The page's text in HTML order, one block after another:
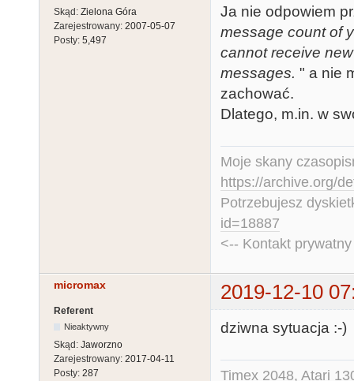
Skąd: Zielona Góra
Zarejestrowany: 2007-05-07
Posty: 5,497
Ja nie odpowiem
message count of
cannot receive
messages. " a nie
zachować.
Dlatego, m.in. w
Moje skany
https://archive.org/
Potrzebujesz
id=18887
<-- Kontakt
micromax 2019-12-10
Referent
Nieaktywny
Skąd: Jaworzno
Zarejestrowany: 2017-04-11
Posty: 287
dziwna sytuacja :-)
Timex 2048, Atari